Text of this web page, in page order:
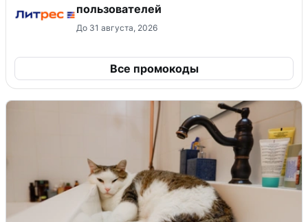
пользователей
До 31 августа, 2026
Все промокоды